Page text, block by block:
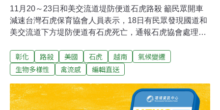
11月20～23日和美交流道堤防便道石虎路殺 籲民眾開車
減速台灣石虎保育協會人員表示，18日有民眾發現國道和
美交流道下方堤防便道有石虎死亡，通報石虎協會處理；
有橋梁工程進行中，呼籲民眾開車慢行，保護石虎。（中
央社報導）彰化成營建廢棄物非法棄置熱區 地方盼中央訂
方與事業廢棄物的重災區，縣府環保局統計顯示，2021至
2024年間裁處案件量分別為73件、55件、52件與57件；
彰化 路殺 美國 石虎 越南
氣候變遷
生物多樣性
禽流感 編輯直送